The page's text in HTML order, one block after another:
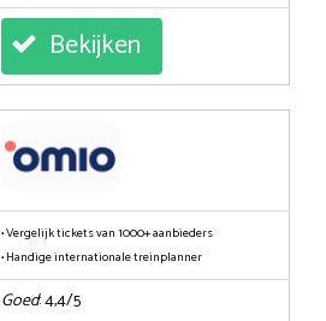
Bekijken
• Vergelijk tickets van 1000+ aanbieders
• Handige internationale treinplanner
Goed: 4,4/5